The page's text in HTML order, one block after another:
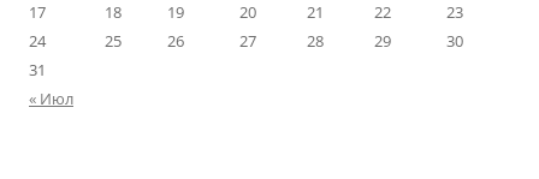
17
18 19 20 21 22
23
24
25 26 27 28 29
30
31
« Июл